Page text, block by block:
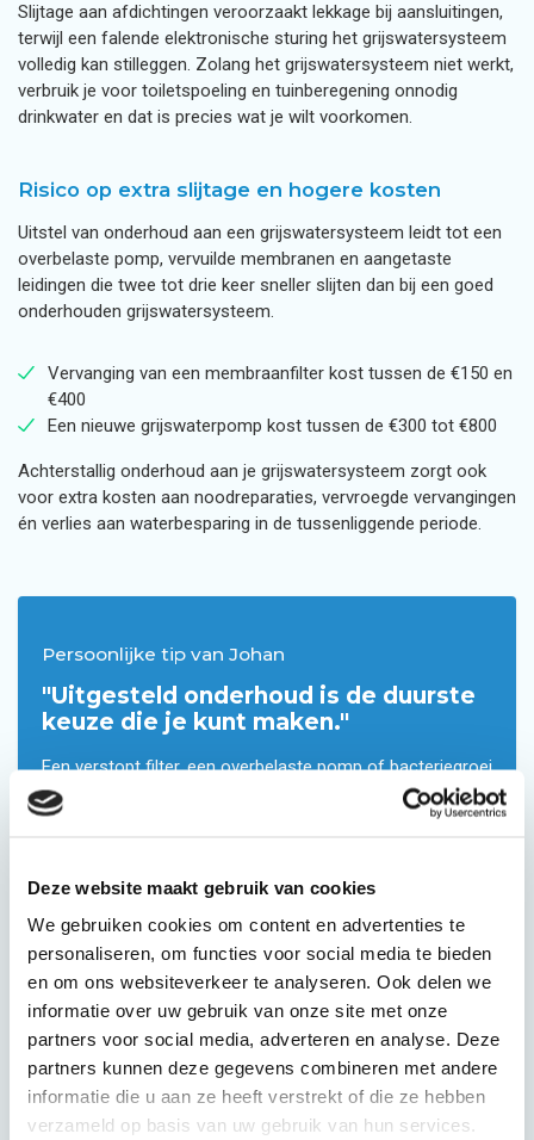
Deze website maakt gebruik van cookies
We gebruiken cookies om content en advertenties te
personaliseren, om functies voor social media te bieden
en om ons websiteverkeer te analyseren. Ook delen we
informatie over uw gebruik van onze site met onze
partners voor social media, adverteren en analyse. Deze
partners kunnen deze gegevens combineren met andere
informatie die u aan ze heeft verstrekt of die ze hebben
verzameld op basis van uw gebruik van hun services.
Slijtage aan afdichtingen veroorzaakt lekkage bij aansluitingen,
terwijl een falende elektronische sturing het grijswatersysteem
volledig kan stilleggen. Zolang het grijswatersysteem niet werkt,
verbruik je voor toiletspoeling en tuinberegening onnodig
drinkwater en dat is precies wat je wilt voorkomen.
Risico op extra slijtage en hogere kosten
Uitstel van onderhoud aan een grijswatersysteem leidt tot een
overbelaste pomp, vervuilde membranen en aangetaste
leidingen die twee tot drie keer sneller slijten dan bij een goed
onderhouden grijswatersysteem.
Vervanging van een membraanfilter kost tussen de €150 en
€400
Een nieuwe grijswaterpomp kost tussen de €300 tot €800
Achterstallig onderhoud aan je grijswatersysteem zorgt ook
voor extra kosten aan noodreparaties, vervroegde vervangingen
én verlies aan waterbesparing in de tussenliggende periode.
Persoonlijke tip van Johan
"Uitgesteld onderhoud is de duurste
keuze die je kunt maken."
Een verstopt filter, een overbelaste pomp of bacteriegroei
in de opslagtank ontstaan niet van de ene op de andere
dag. Deze problemen bouwen zich langzaam op, precies
kleine verwaarlozing grote gevolgen krijgt.
Een membraanfilter dat op tijd vervangen wordt kost je
tussen de €150 en €400. Maar wacht je te lang, dan
betaal je ook voor een nieuwe pomp, noodreparaties en
de drinkwaterrekening die oploopt zolang het
grijswatersysteem stilligt.
De slimste zet is om een vervangingsschema bij te
houden. Schrijf dit op en zet een herinnering in je telefoon
en behandel het zoals een APK-keuring. Niet leuk om aan